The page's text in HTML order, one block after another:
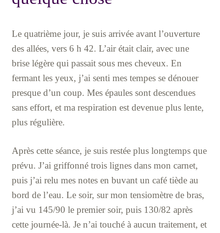
Le quatrième jour, je suis arrivée avant l’ouverture
des allées, vers 6 h 42. L’air était clair, avec une
brise légère qui passait sous mes cheveux. En
fermant les yeux, j’ai senti mes tempes se dénouer
presque d’un coup. Mes épaules sont descendues
sans effort, et ma respiration est devenue plus lente,
plus régulière.
Après cette séance, je suis restée plus longtemps que
prévu. J’ai griffonné trois lignes dans mon carnet,
puis j’ai relu mes notes en buvant un café tiède au
bord de l’eau. Le soir, sur mon tensiomètre de bras,
j’ai vu 145/90 le premier soir, puis 130/82 après
cette journée-là. Je n’ai touché à aucun traitement, et